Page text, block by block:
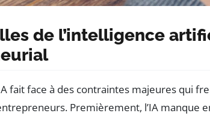
de l’intelligence
fait face à des contraintes majeures qui
Premièrement, l’IA manque